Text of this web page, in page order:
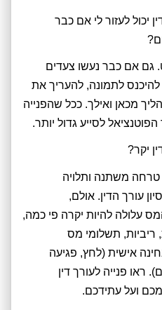
יכול לעזור לי אם כבר
גם אם כבר נעשו צעדים
להיכנס לתמונה, להעריך את
מכאן ואילך. ככל שהפנייה
לסייע גדול יותר.
יקר?
משתנה ותלויה
עורך הדין. אולם,
עלולה להיות יקרה פי כמה,
ריביות, תשלומי מס
אישית (לחץ, פגיעה
ראו פנייה לעורך דין
ועל עתידכם.